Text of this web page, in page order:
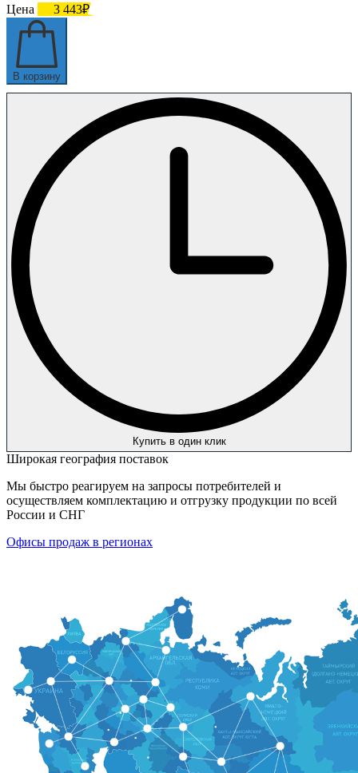
Цена 3 443₽
В корзину
Купить в один клик
Широкая география поставок
Мы быстро реагируем на запросы потребителей и
осуществляем комплектацию и отгрузку продукции по всей
России и СНГ
Офисы продаж в регионах